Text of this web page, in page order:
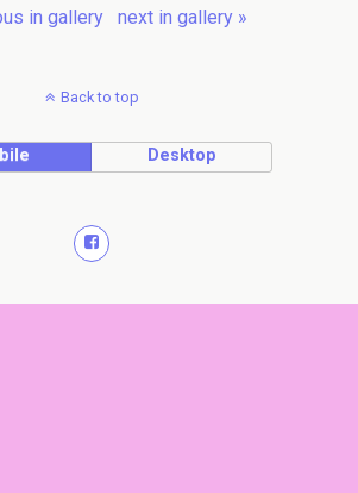
in gallery next in gallery »
Back to top
Desktop